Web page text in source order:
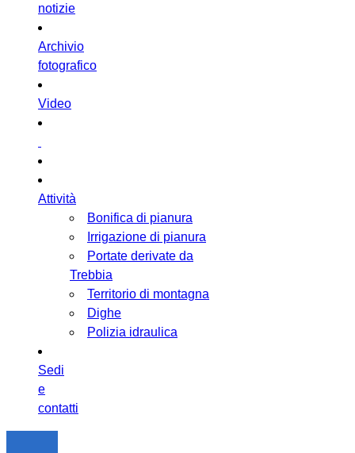
notizie
Archivio
fotografico
Video
Attività
Bonifica di pianura
Irrigazione di pianura
Portate derivate da
Trebbia
Territorio di montagna
Dighe
Polizia idraulica
Sedi
e
contatti